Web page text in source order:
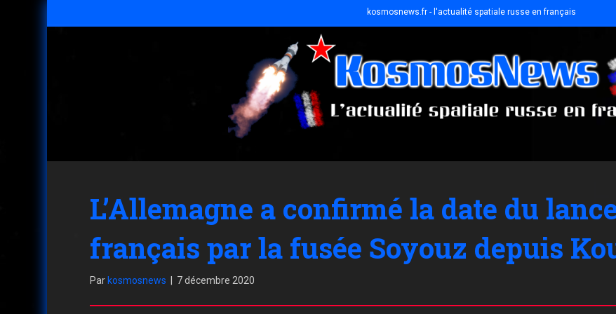
kosmosnews.fr - l'actualité spatiale russe en français
L’Allemagne a confirmé la date du
français par la fusée Soyouz depuis
Par kosmosnews 7 décembre 2020